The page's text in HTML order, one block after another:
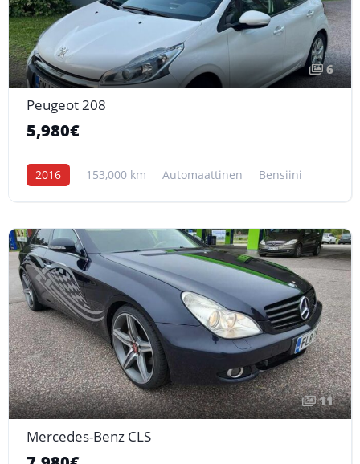
6
Peugeot 208
5,980€
2016 153,000 km Automaattinen Bensiini
11
Mercedes-Benz CLS